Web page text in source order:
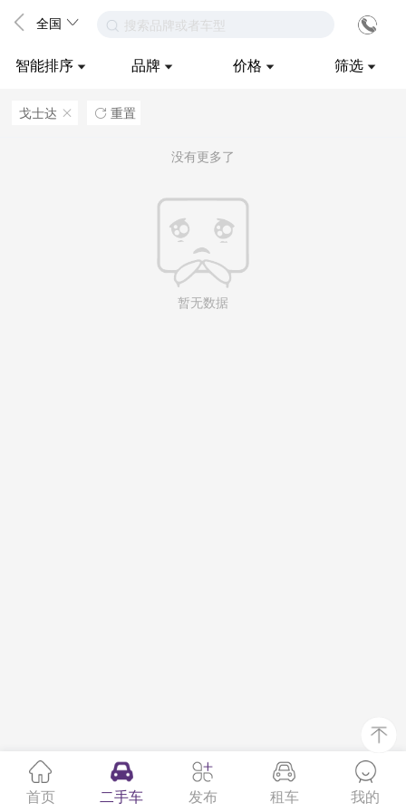
全国 搜索品牌或者车型
智能排序 品牌 价格 筛选
戈士达 ဆ  重置
没有更多了
首页 二手车 发布 租车 我的